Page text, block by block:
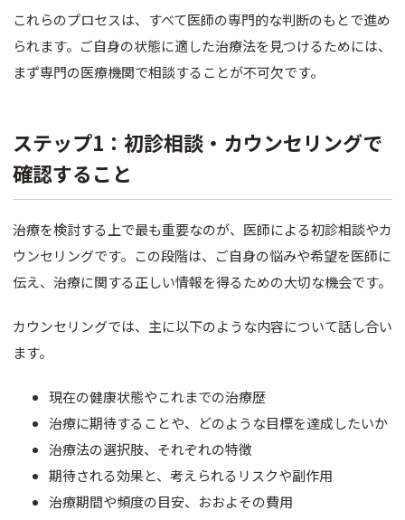
フェイス
バスト
婦人科形
美白内服
これらのプロセスは、すべて医師の専門的な判断のもとで進め
られます。ご自身の状態に適した治療法を見つけるためには、
まず専門の医療機関で相談することが不可欠です。
ステップ1：初診相談・カウンセリングで
確認すること
治療を検討する上で最も重要なのが、医師による初診相談やカ
ウンセリングです。この段階は、ご自身の悩みや希望を医師に
伝え、治療に関する正しい情報を得るための大切な機会です。
カウンセリングでは、主に以下のような内容について話し合い
ます。
現在の健康状態やこれまでの治療歴
治療に期待することや、どのような目標を達成したいか
治療法の選択肢、それぞれの特徴
期待される効果と、考えられるリスクや副作用
治療期間や頻度の目安、おおよその費用